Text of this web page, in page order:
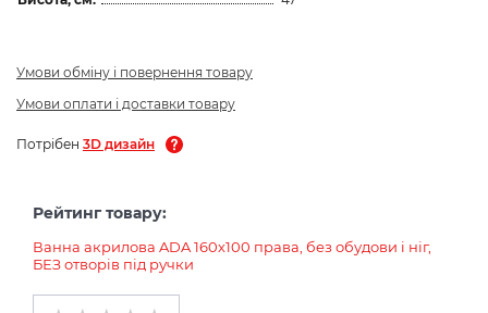
Умови обміну і повернення товару
Умови оплати і доставки товару
Потрібен 3D дизайн
Рейтинг товару:
Ванна акрилова ADA 160х100 права, без обудови і ніг,
БЕЗ отворів під ручки